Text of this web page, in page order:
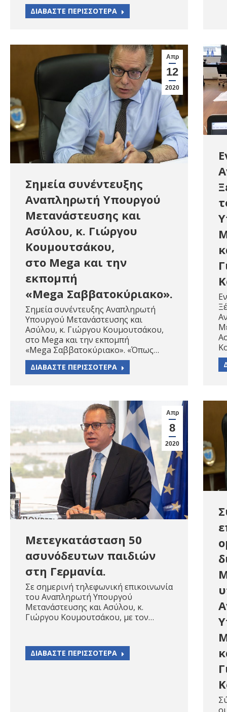
ΔΙΑΒΑΣΤΕ ΠΕΡΙΣΣΟΤΕΡΑ
Απρ
12
2020
Σημεία συνέντευξης
Αναπληρωτή Υπουργού
Μετανάστευσης και
Ασύλου, κ. Γιώργου
Κουμουτσάκου,
στο Mega και την
εκπομπή
«Mega Σαββατοκύριακο».
Σημεία συνέντευξης Αναπληρωτή
Υπουργού Μετανάστευσης και
Ασύλου, κ. Γιώργου Κουμουτσάκου,
στο Mega και την εκπομπή
«Mega Σαββατοκύριακο». «Όπως…
ΔΙΑΒΑΣΤΕ ΠΕΡΙΣΣΟΤΕΡΑ
Απρ
8
2020
Μετεγκατάσταση 50
ασυνόδευτων παιδιών
στη Γερμανία.
Σε σημερινή τηλεφωνική επικοινωνία
του Αναπληρωτή Υπουργού
Μετανάστευσης και Ασύλου, κ.
Γιώργου Κουμουτσάκου, με τον…
ΔΙΑΒΑΣΤΕ ΠΕΡΙΣΣΟΤΕΡΑ